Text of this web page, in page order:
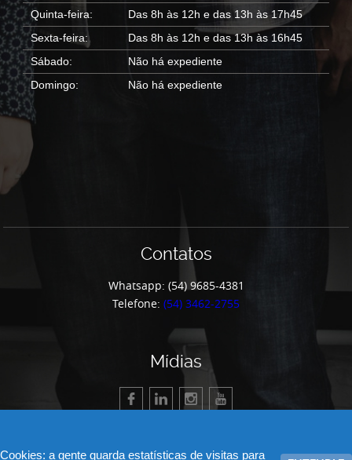
Quinta-feira:
Das 8h às 12h e das 13h às 17h45
Sexta-feira:
Das 8h às 12h e das 13h às 16h45
Sábado:
Não há expediente
Domingo:
Não há expediente
Contatos
Whatsapp: (54) 9685-4381
Telefone: (54) 3462-2755
Mídias
Cookies: a gente guarda estatísticas de visitas para